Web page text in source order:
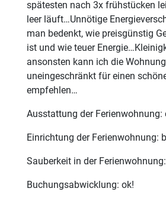
spätesten nach 3x frühstücken
leer läuft…Unnötige
man bedenkt, wie preisgünstig
ist und wie teuer
ansonsten kann ich die
uneingeschränkt für einen
empfehlen…
Ausstattung der Ferienwohnung:
Einrichtung der Ferienwohnung:
Sauberkeit in der
Buchungsabwicklung: ok!